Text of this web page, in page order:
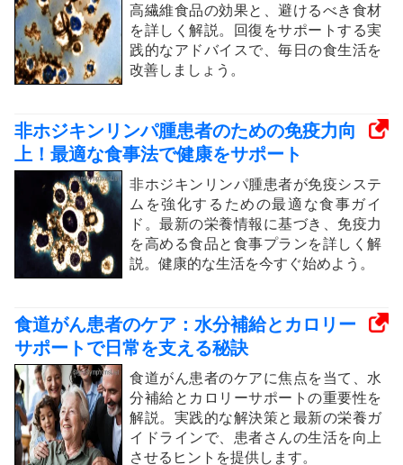
高繊維食品の効果と、避けるべき食材
を詳しく解説。回復をサポートする実
践的なアドバイスで、毎日の食生活を
改善しましょう。
非ホジキンリンパ腫患者のための免疫力向
上！最適な食事法で健康をサポート
非ホジキンリンパ腫患者が免疫システ
ムを強化するための最適な食事ガイ
ド。最新の栄養情報に基づき、免疫力
を高める食品と食事プランを詳しく解
説。健康的な生活を今すぐ始めよう。
食道がん患者のケア：水分補給とカロリー
サポートで日常を支える秘訣
食道がん患者のケアに焦点を当て、水
分補給とカロリーサポートの重要性を
解説。実践的な解決策と最新の栄養ガ
イドラインで、患者さんの生活を向上
させるヒントを提供します。